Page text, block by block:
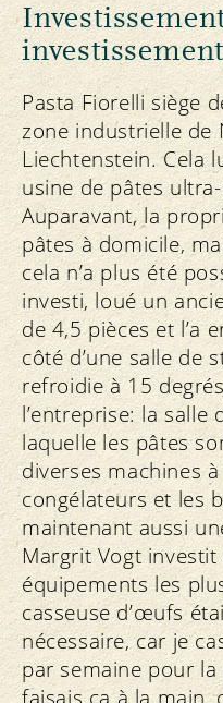
Pasta Fiorelli siège
zone industrielle de
Liechtenstein. Cela
usine de pâtes
Auparavant, la
pâtes à domicile,
cela n’a plus été
investi, loué un
de 4,5 pièces et l’a
côté d’une salle de
refroidie à 15
l’entreprise: la
laquelle les pâtes
diverses machines
congélateurs et les
maintenant aussi
Margrit Vogt
équipements les
casseuse d’œufs
nécessaire, car je
par semaine pour